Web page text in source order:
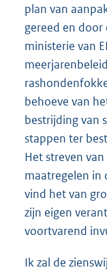
plan van
gereed en door
ministerie van
behoeve van
bestrijding van
stappen ter
Het streven
maatregelen in
vind het van
zijn eigen
voortvarend
Ik zal de